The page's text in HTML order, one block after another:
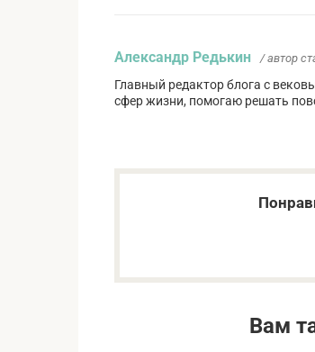
Александр Редькин / автор
Главный редактор блога с
сфер жизни, помогаю решать
Вам